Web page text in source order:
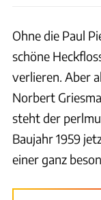
Ohne die Paul
schöne
verlieren. Aber
Norbert
steht der
Baujahr 1959
einer ganz